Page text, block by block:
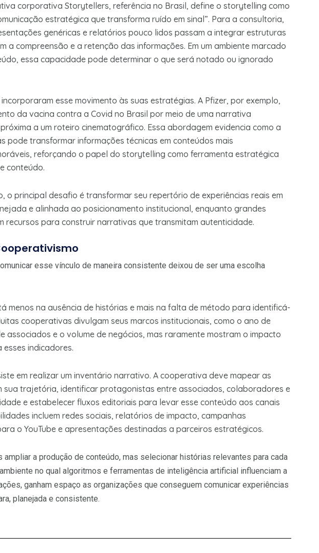
corporativa Storytellers, referência no Brasil, define o storytelling como
estratégica que transforma ruído em sinal”. Para a consultoria,
genéricas e relatórios pouco lidos passam a integrar estruturas
a compreensão e a retenção das informações. Em um ambiente marcado
essa capacidade pode determinar o que será notado ou ignorado
esse movimento às suas estratégias. A Pfizer, por exemplo,
da vacina contra a Covid no Brasil por meio de uma narrativa
a um roteiro cinematográfico. Essa abordagem evidencia como a
pode transformar informações técnicas em conteúdos mais
reforçando o papel do storytelling como ferramenta estratégica
conteúdo.
o principal desafio é transformar seu repertório de experiências reais em
e alinhada ao posicionamento institucional, enquanto grandes
recursos para construir narrativas que transmitam autenticidade.
esse vínculo de maneira consistente deixou de ser uma escolha
menos na ausência de histórias e mais na falta de método para identificá-
cooperativas divulgam seus marcos institucionais, como o ano de
associados e o volume de negócios, mas raramente mostram o impacto
indicadores.
em realizar um inventário narrativo. A cooperativa deve mapear as
sua trajetória, identificar protagonistas entre associados, colaboradores e
e estabelecer fluxos editoriais para levar esse conteúdo aos canais
incluem redes sociais, relatórios de impacto, campanhas
o YouTube e apresentações destinadas a parceiros estratégicos.
ampliar a produção de conteúdo, mas selecionar histórias relevantes para cada
no qual algoritmos e ferramentas de inteligência artificial influenciam a
ganham espaço as organizações que conseguem comunicar experiências
planejada e consistente.